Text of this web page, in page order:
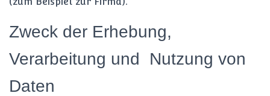
Zweck der Erhebung,
Verarbeitung und Nutzung von
Daten